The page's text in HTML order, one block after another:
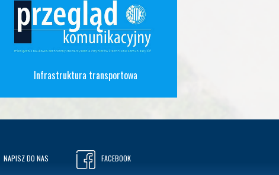
Infrastruktura transportowa
NAPISZ DO NAS FACEBOOK